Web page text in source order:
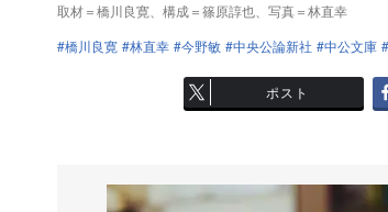
取材＝橋川良寛、構成＝篠原諄也、写真＝林直幸
橋川良寛
林直幸 今野敏 中央公論新社 中公文庫
ポスト